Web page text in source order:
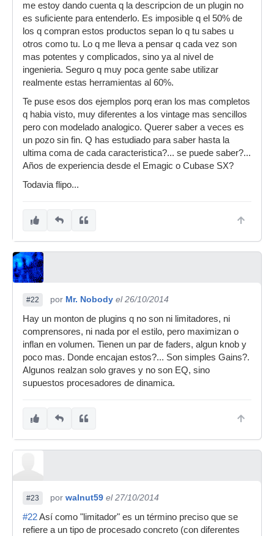
me estoy dando cuenta q la descripcion de un plugin no
es suficiente para entenderlo. Es imposible q el 50% de
los q compran estos productos sepan lo q tu sabes u
otros como tu. Lo q me lleva a pensar q cada vez son
mas potentes y complicados, sino ya al nivel de
ingenieria. Seguro q muy poca gente sabe utilizar
realmente estas herramientas al 60%.
Te puse esos dos ejemplos porq eran los mas completos
q habia visto, muy diferentes a los vintage mas sencillos
pero con modelado analogico. Querer saber a veces es
un pozo sin fin. Q has estudiado para saber hasta la
ultima coma de cada caracteristica?... se puede saber?...
Años de experiencia desde el Emagic o Cubase SX?
Todavia flipo...
#22 por Mr. Nobody el 26/10/2014
Hay un monton de plugins q no son ni limitadores, ni
comprensores, ni nada por el estilo, pero maximizan o
inflan en volumen. Tienen un par de faders, algun knob y
poco mas. Donde encajan estos?... Son simples Gains?.
Algunos realzan solo graves y no son EQ, sino
supuestos procesadores de dinamica.
#23 por walnut59 el 27/10/2014
#22Así como "limitador" es un término preciso que se
refiere a un tipo de procesado concreto (con diferentes